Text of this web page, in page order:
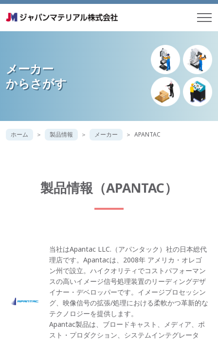
メーカー
からさがす
ホーム 製品情報 メーカー APANTAC
製品情報（APANTAC）
当社はApantac LLC.（アパンタック）社の日本総代
理店です。Apantacは、2008年 アメリカ・オレゴ
ン州で設立。ハイクオリティでコストパフォーマン
スの高いイメージ信号処理装置のリーディングデザ
イナー・デベロッパーです。イメージプロセッシン
グ、映像信号の拡張/処理における柔軟かつ革新的な
テクノロジーを提供します。
Apantac製品は、ブロードキャスト、メディア、ポ
スト・プロダクション、システムインテグレータ